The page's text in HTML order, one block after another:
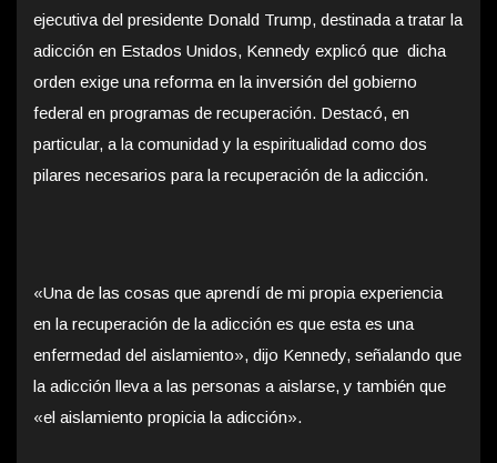
ejecutiva del presidente Donald Trump, destinada a tratar la
adicción en Estados Unidos, Kennedy explicó que dicha
orden exige una reforma en la inversión del gobierno
federal en programas de recuperación. Destacó, en
particular, a la comunidad y la espiritualidad como dos
pilares necesarios para la recuperación de la adicción.
«Una de las cosas que aprendí de mi propia experiencia
en la recuperación de la adicción es que esta es una
enfermedad del aislamiento», dijo Kennedy, señalando que
la adicción lleva a las personas a aislarse, y también que
«el aislamiento propicia la adicción».